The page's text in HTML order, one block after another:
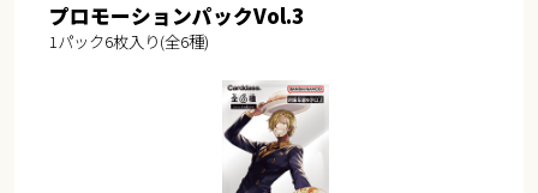
プロモーションパックVol.3
1パック6枚入り(全6種)